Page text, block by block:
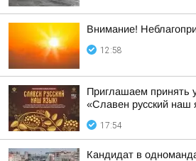
Внимание!
12:58
Приглашаем принять
«Славен русский наш
17:54
Кандидат в